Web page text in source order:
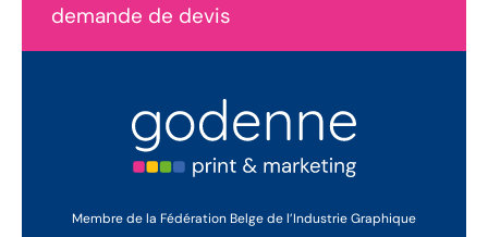
demande de devis
Membre de la Fédération Belge de l’Industrie Graphique